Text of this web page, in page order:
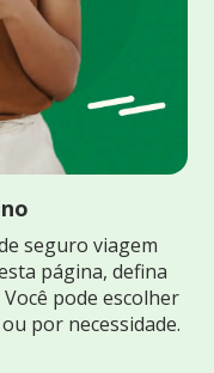
seguro viagem
página, defina
pode escolher
por necessidade.